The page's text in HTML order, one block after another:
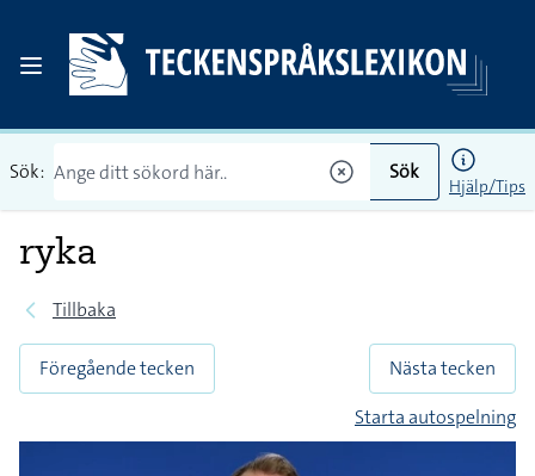
Sök: Sök
Hjälp/Tips
ryka
Tillbaka
Föregående tecken
Nästa tecken
Starta autospelning